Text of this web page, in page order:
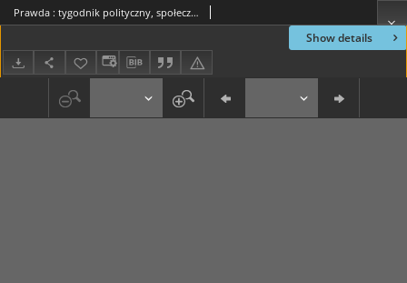
Show details
Prawda : tygodnik polityczny, społeczny i literacki, 1897, R. 17, nr 23